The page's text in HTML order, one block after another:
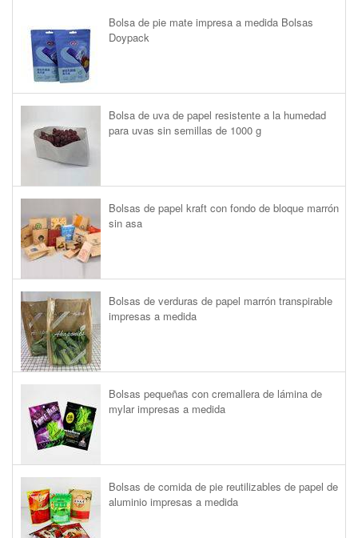
Bolsa de pie mate impresa a medida Bolsas
Doypack
Bolsa de uva de papel resistente a la humedad
para uvas sin semillas de 1000 g
Bolsas de papel kraft con fondo de bloque marrón
sin asa
Bolsas de verduras de papel marrón transpirable
impresas a medida
Bolsas pequeñas con cremallera de lámina de
mylar impresas a medida
Bolsas de comida de pie reutilizables de papel de
aluminio impresas a medida